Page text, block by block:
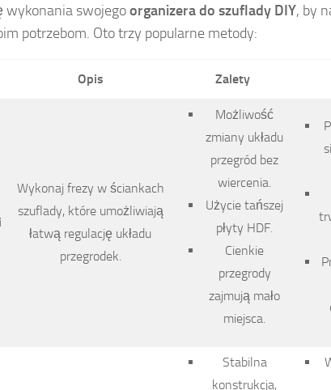
wykonania swojegoorganizera do szuflady DIY, by
potrzebom. Oto trzy popularne metody:
Opis Zalety
Wykonaj frezy w ściankach
szuflady, które umożliwiają
łatwą regulację układu
przegrodek.
Możliwość
zmiany układu
przegród bez
wiercenia.
Użycie tańszej
płyty HDF.
Cienkie
przegrody
zajmują mało
miejsca.
Stabilna
konstrukcja,